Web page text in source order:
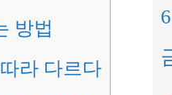
방법
라 다르다